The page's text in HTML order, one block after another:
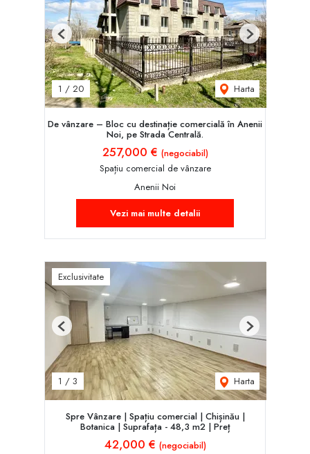
1 / 20 Harta
Previous Next
De vânzare – Bloc cu destinație comercială în Anenii
Noi, pe Strada Centrală.
257,000 € (negociabil)
Spațiu comercial de vânzare
Anenii Noi
Vezi mai multe detalii
Exclusivitate
1 / 3 Harta
Previous Next
Spre Vânzare | Spațiu comercial | Chișinău |
Botanica | Suprafața - 48,3 m2 | Preț
42,000 € (negociabil)